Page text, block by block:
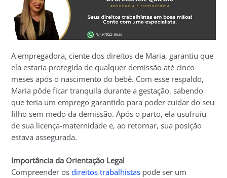
A empregadora, ciente dos direitos de Maria, garantiu que
ela estaria protegida de qualquer demissão até cinco
meses após o nascimento do bebê. Com esse respaldo,
Maria pôde ficar tranquila durante a gestação, sabendo
que teria um emprego garantido para poder cuidar do seu
filho sem medo da demissão. Após o parto, ela usufruiu
de sua licença-maternidade e, ao retornar, sua posição
estava assegurada.
Importância da Orientação Legal
Compreender osdireitos trabalhistas pode ser um